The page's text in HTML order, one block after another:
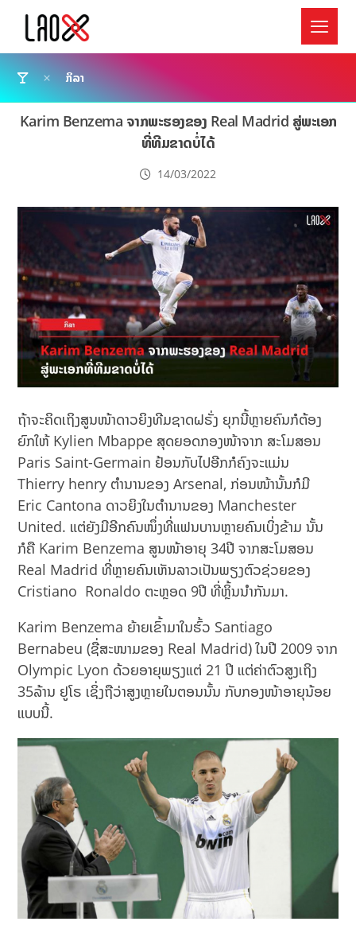
ກິລາ
Karim Benzema ຈາກພະຮອງຂອງ Real Madrid ສູ່ພະເອກ
ທີ່ທີມຂາດບໍ່ໄດ້
14/03/2022
ຖ້າຈະຄິດເຖິງສູນໜ້າດາວຍິງທີມຊາດຝຣັ່ງ ຍຸກນີ້ຫຼາຍຄົນກໍຕ້ອງ
ຍົກໃຫ້ Kylien Mbappe ສຸດຍອດກອງໜ້າຈາກ ສະໂມສອນ
Paris Saint-Germain ຢ້ອນກັບໄປອີກກໍຄົງຈະແມ່ນ
Thierry henry ຕຳນານຂອງ Arsenal, ກ່ອນໜ້ານັ້ນກໍມີ
Eric Cantona ດາວຍິງໃນຕຳນານຂອງ Manchester
United. ແຕ່ຍັງມີອີກຄົນໜຶ່ງທີ່ແຟນບານຫຼາຍຄົນເບິ່ງຂ້າມ ນັ້ນ
ກໍຄື Karim Benzema ສູນໜ້າອາຍຸ 34ປີ ຈາກສະໂມສອນ
Real Madrid ທີ່ຫຼາຍຄົນເຫັນລາວເປັນພຽງຕົວຊ່ວຍຂອງ
Cristiano Ronaldo ຕະຫຼອດ 9ປີ ທີ່ຫຼິ້ນນຳກັນມາ.
Karim Benzema ຍ້າຍເຂົ້າມາໃນຮົ້ວ Santiago
Bernabeu (ຊື່ສະໜາມຂອງ Real Madrid) ໃນປີ 2009 ຈາກ
Olympic Lyon ດ້ວຍອາຍຸພຽງແຕ່ 21 ປີ ແຕ່ຄ່າຕົວສູງເຖິງ
35ລ້ານ ຢູໂຣ ເຊິ່ງຖືວ່າສູງຫຼາຍໃນຕອນນັ້ນ ກັບກອງໜ້າອາຍຸນ້ອຍ
ແບບນີ້.